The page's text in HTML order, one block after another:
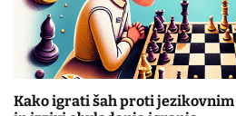
Kako igrati šah proti